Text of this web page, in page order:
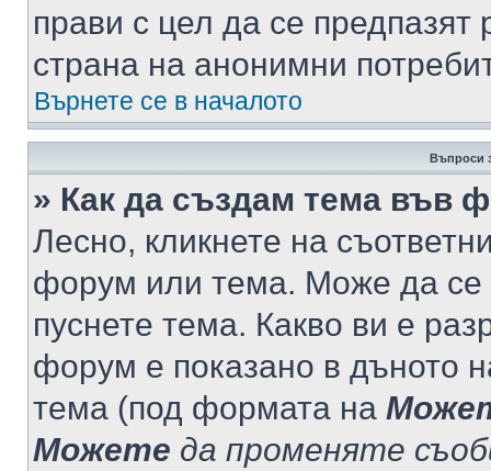
прави с цел да се предпазят
страна на анонимни
Върнете се в началото
Въпроси
» Как да създам тема във
Лесно, кликнете на
форум или тема. Може да се
пуснете тема. Какво ви е
форум е показано в дъното
тема (под формата на
Можете да променяте